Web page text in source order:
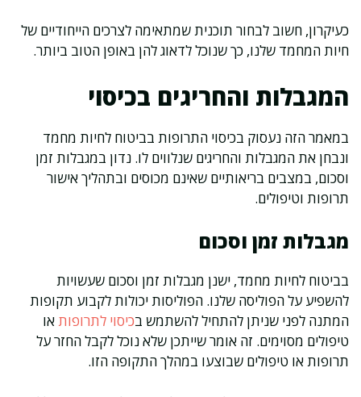
כעיקרון, חשוב לבחור תוכנית שמתאימה לצרכים הייחודיים של
חיות המחמד שלנו, כך שנוכל לדאוג להן באופן הטוב ביותר.
המגבלות והחריגים בכיסוי
במאמר הזה נעסוק בכיסוי התרופות בביטוח לחיות מחמד
ונבחן את המגבלות והחריגים שנלווים לו. נדון במגבלות זמן
וסכום, במצבים בריאותיים שאינם מכוסים ובתהליך אישור
תרופות וטיפולים.
מגבלות זמן וסכום
בביטוח לחיות מחמד, ישנן מגבלות זמן וסכום שעשויות
להשפיע על הפוליסה שלנו. הפוליסות יכולות לקבוע תקופות
המתנה לפני שניתן להתחיל להשתמש בכיסוי לתרופותאו
טיפולים מסוימים. זה אומר שייתכן שלא נוכל לקבל החזר על
תרופות או טיפולים שבוצעו במהלך התקופה הזו.